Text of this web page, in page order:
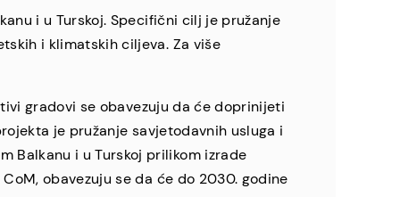
i u Turskoj. Specifični cilj je pružanje
i klimatskih ciljeva. Za više
gradovi se obavezuju da će doprinijeti
je pružanje savjetodavnih usluga i
Balkanu i u Turskoj prilikom izrade
obavezuju se da će do 2030. godine